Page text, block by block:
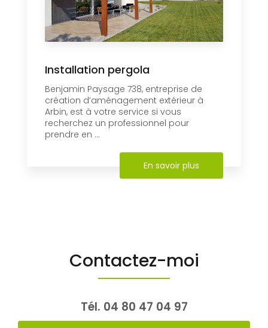
Installation pergola
Benjamin Paysage 738, entreprise de
création d’aménagement extérieur à
Arbin, est à votre service si vous
recherchez un professionnel pour
prendre en ...
En savoir plus
Contactez-moi
Tél. 04 80 47 04 97